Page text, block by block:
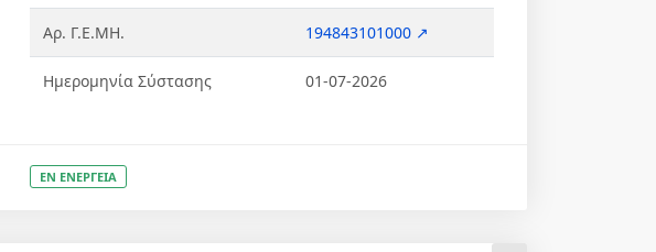
Αρ. Γ.Ε.ΜΗ. 194843101000 ↗
Ημερομηνία Σύστασης 01-07-2026
ΕΝ ΕΝΕΡΓΕΙΑ